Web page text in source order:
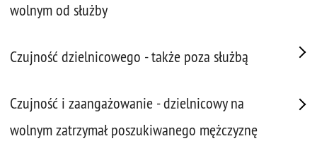
wolnym od służby
Czujność dzielnicowego - także poza służbą
Czujność i zaangażowanie - dzielnicowy na
wolnym zatrzymał poszukiwanego mężczyznę